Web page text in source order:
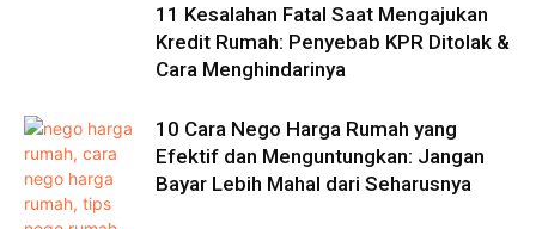
11 Kesalahan Fatal Saat Mengajukan
Kredit Rumah: Penyebab KPR Ditolak &
Cara Menghindarinya
10 Cara Nego Harga Rumah yang
Efektif dan Menguntungkan: Jangan
Bayar Lebih Mahal dari Seharusnya